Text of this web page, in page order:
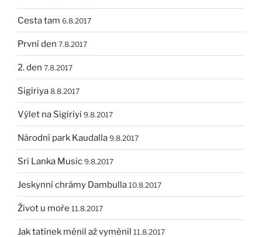
Cesta tam 6.8.2017
První den 7.8.2017
2. den 7.8.2017
Sigiriya 8.8.2017
Výlet na Sigiriyi 9.8.2017
Národní park Kaudalla 9.8.2017
Sri Lanka Music 9.8.2017
Jeskynní chrámy Dambulla 10.8.2017
Život u moře 11.8.2017
Jak tatínek měnil až vyměnil 11.8.2017